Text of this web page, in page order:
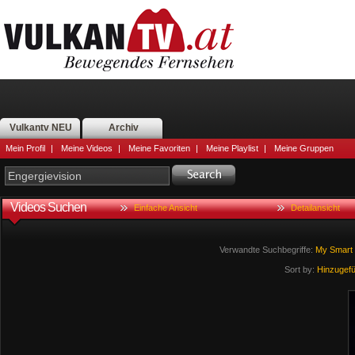
Vulkantv NEU Archiv
Mein Profil | Meine Videos | Meine Favoriten | Meine Playlist | Meine Gruppen
Videos Suchen Einfache Ansicht Detailansicht
Verwandte Suchbegriffe: My Smart
Sort by: